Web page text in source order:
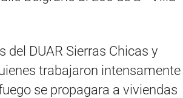
DUAR Sierras Chicas y
trabajaron intensamente
se propagara a viviendas